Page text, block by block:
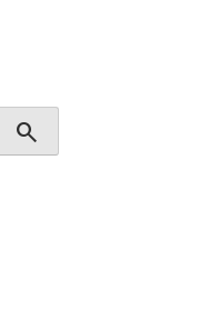
search